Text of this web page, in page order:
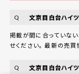
Q 文京目白台ハイ
掲載が間に合っていな
せください。 最新の売
Q 文京目白台ハイ